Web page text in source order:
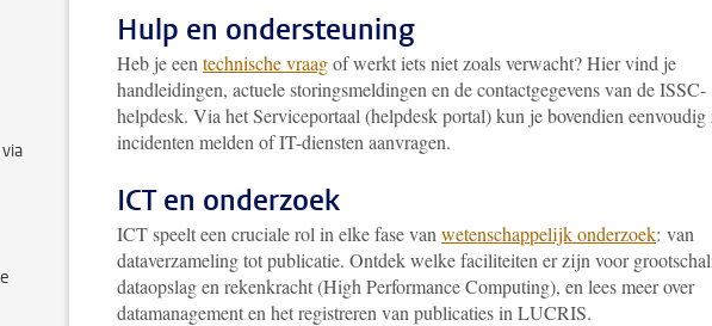
Hulp en ondersteuning
Heb je een technische vraagof werkt iets niet zoals verwacht? Hier vind je
handleidingen, actuele storingsmeldingen en de contactgegevens van de ISSC-
helpdesk. Via het Serviceportaal (helpdesk portal) kun je bovendien eenvoudig
incidenten melden of IT-diensten aanvragen.
ICT en onderzoek
ICT speelt een cruciale rol in elke fase van wetenschappelijk onderzoek: van
dataverzameling tot publicatie. Ontdek welke faciliteiten er zijn voor
dataopslag en rekenkracht (High Performance Computing), en lees meer over
datamanagement en het registreren van publicaties in LUCRIS.